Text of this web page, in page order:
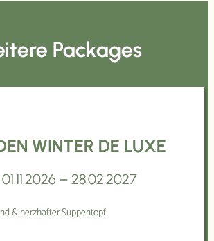
Packages
WINTER DE LUXE
01.11.2026 – 28.02.2027
& herzhafter Suppentopf.